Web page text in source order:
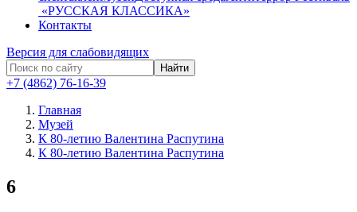
​ «РУССКАЯ КЛАССИКА»
Контакты
Версия для слабовидящих
Найти
+7 (4862) 76-16-39
Главная
Музей
К 80-летию Валентина Распутина
К 80-летию Валентина Распутина
6